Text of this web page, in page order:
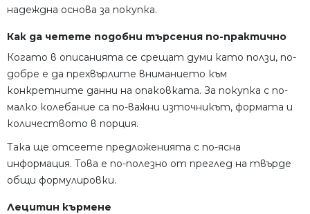
надеждна основа за покупка.
Как да четете подобни търсения по-практично
Когато в описанията се срещат думи като ползи, по-
добре е да прехвърлите вниманието към
конкретните данни на опаковката. За покупка с по-
малко колебание са по-важни източникът, формата и
количеството в порция.
Така ще отсеете предложенията с по-ясна
информация. Това е по-полезно от преглед на твърде
общи формулировки.
Лецитин кърмене